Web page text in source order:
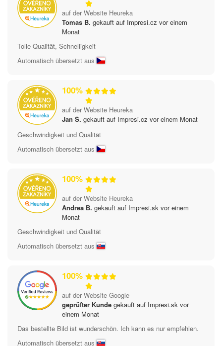
auf der Website Heureka
Tomas B. gekauft auf Impresi.cz vor einem
Monat
Tolle Qualität, Schnelligkeit
Automatisch übersetzt aus
100%
auf der Website Heureka
Jan Š. gekauft auf Impresi.cz vor einem Monat
Geschwindigkeit und Qualität
Automatisch übersetzt aus
100%
auf der Website Heureka
Andrea B. gekauft auf Impresi.sk vor einem
Monat
Geschwindigkeit und Qualität
Automatisch übersetzt aus
100%
auf der Website Google
geprüfter Kunde gekauft auf Impresi.sk vor
einem Monat
Das bestellte Bild ist wunderschön. Ich kann es nur empfehlen.
Automatisch übersetzt aus